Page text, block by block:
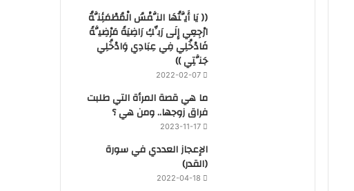
(( يَا أَيَّتُهَا النَّفْسُ الْمُطْمَئِنَّةُ
ارْجِعِي إِلَى رَبِّكِ رَاضِيَةً مَرْضِيَّةً
فَادْخُلِي فِي عِبَادِي وَادْخُلِي
جَنَّتِي ))
2022-02-07
ما هي قصة المرأة التي طلبت
فراق زوجها.. ومن هي ؟
2023-11-17
‏الإعجاز العددي في سورة
(القدر)
2022-04-18